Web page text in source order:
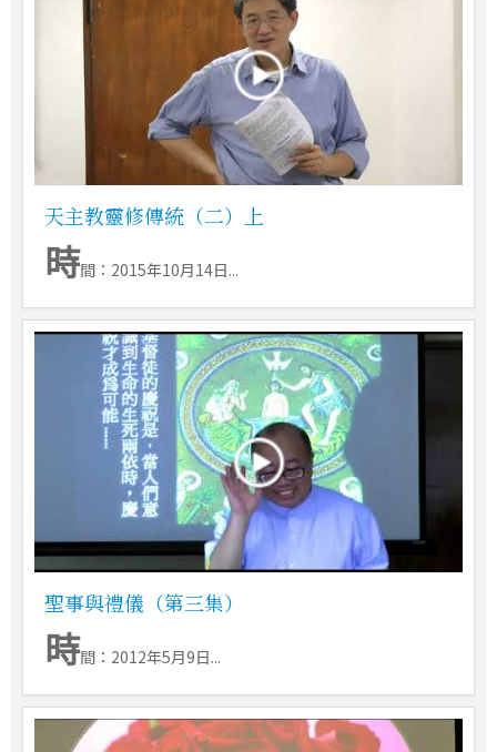
天主教靈修傳統（二）上
時間：2015年10月14日...
聖事與禮儀（第三集）
時間：2012年5月9日...